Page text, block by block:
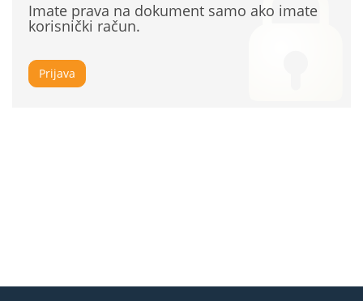
Imate prava na dokument samo ako imate
korisnički račun.
Prijava